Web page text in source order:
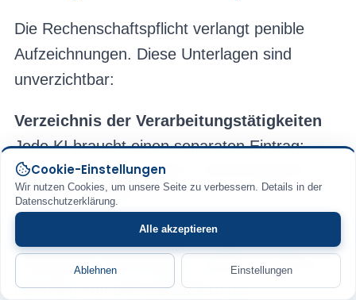
Cookie-Einstellungen
Wir nutzen Cookies, um unsere Seite zu verbessern. Details in der
Datenschutzerklärung.
Alle akzeptieren
Ablehnen Einstellungen
Die Rechenschaftspflicht verlangt penible
Aufzeichnungen. Diese Unterlagen sind
unverzichtbar:
Verzeichnis der Verarbeitungstätigkeiten
Jede KI braucht einen separaten Eintrag:
Zweck, Rechtsgrundlage, Datenkategorien,
beteiligte Anbieter.
DatenschutzerklärungKI-Nutzung muss
transparent kommuniziert werden – inklusive
Nennung von Dienstanbietern als